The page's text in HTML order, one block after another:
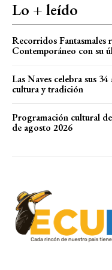
Lo + leído
Recorridos Fantasmales
Contemporáneo con su
Las Naves celebra sus
cultura y tradición
Programación cultural
de agosto 2026